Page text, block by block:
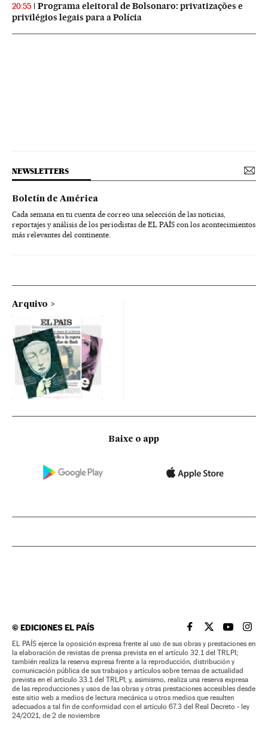
20:55
Programa eleitoral de Bolsonaro: privatizações e
privilégios legais para a Polícia
NEWSLETTERS
Boletín de América
Cada semana en tu cuenta de correo una selección de las noticias,
reportajes y análisis de los periodistas de EL PAÍS con los acontecimientos
más relevantes del continente.
Arquivo
Baixe o app
©EDICIONES EL PAÍS EL PAÍS BRASIL EN
EL PAÍSEL PAÍS
EL
EL PAÍS ejerce la oposición expresa frente al uso de sus obras y prestaciones en
la elaboración de revistas de prensa prevista en el artículo 32.1 del TRLPI;
también realiza la reserva expresa frente a la reproducción, distribución y
comunicación pública de sus trabajos y artículos sobre temas de actualidad
prevista en el artículo 33.1 del TRLPI; y, asimismo, realiza una reserva expresa
de las reproducciones y usos de las obras y otras prestaciones accesibles desde
este sitio web a medios de lectura mecánica u otros medios que resulten
adecuados a tal fin de conformidad con el artículo 67.3 del Real Decreto - ley
24/2021, de 2 de noviembre